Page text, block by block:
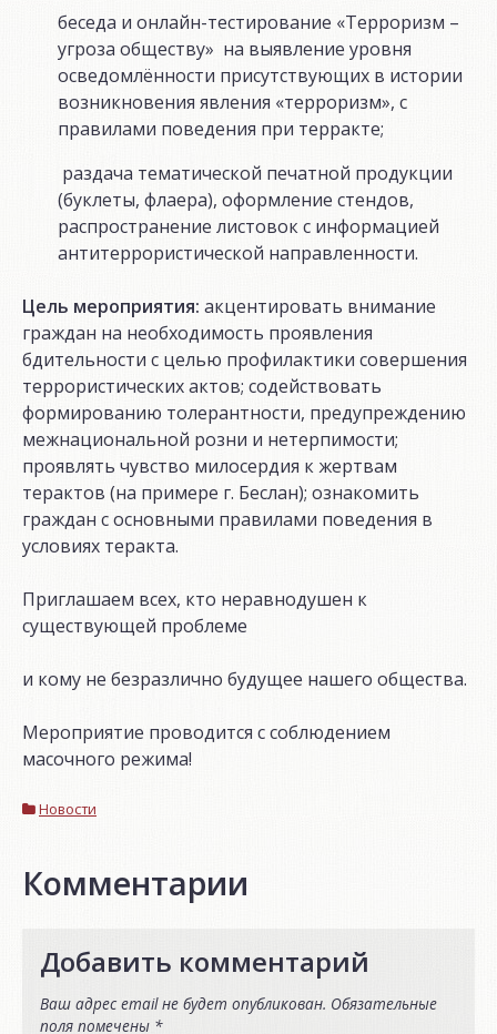
беседа и онлайн-тестирование «Терроризм –
угроза обществу» на выявление уровня
осведомлённости присутствующих в истории
возникновения явления «терроризм», с
правилами поведения при терракте;
раздача тематической печатной продукции
(буклеты, флаера), оформление стендов,
распространение листовок с информацией
антитеррористической направленности.
Цель мероприятия: акцентировать внимание
граждан на необходимость проявления
бдительности с целью профилактики совершения
террористических актов; содействовать
формированию толерантности, предупреждению
межнациональной розни и нетерпимости;
проявлять чувство милосердия к жертвам
терактов (на примере г. Беслан); ознакомить
граждан с основными правилами поведения в
условиях теракта.
Приглашаем всех, кто неравнодушен к
существующей проблеме
и кому не безразлично будущее нашего общества.
Мероприятие проводится с соблюдением
масочного режима!
Новости
Комментарии
Добавить комментарий
Ваш адрес email не будет опубликован. Обязательные
поля помечены *